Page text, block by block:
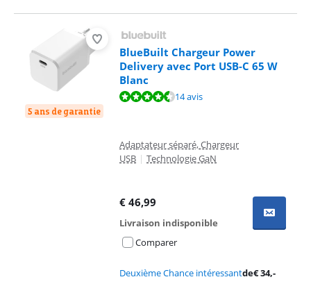
5 ans de garantie
BlueBuilt Chargeur Power
Delivery avec Port USB-C 65 W
Blanc
La note est de 9,0 sur 10, basée sur 14 avis.14 avis
Adaptateur séparé, Chargeur
USB | Technologie GaN
€ 46,99
Livraison indisponible
Comparer
Deuxième Chance intéressantde€34,-